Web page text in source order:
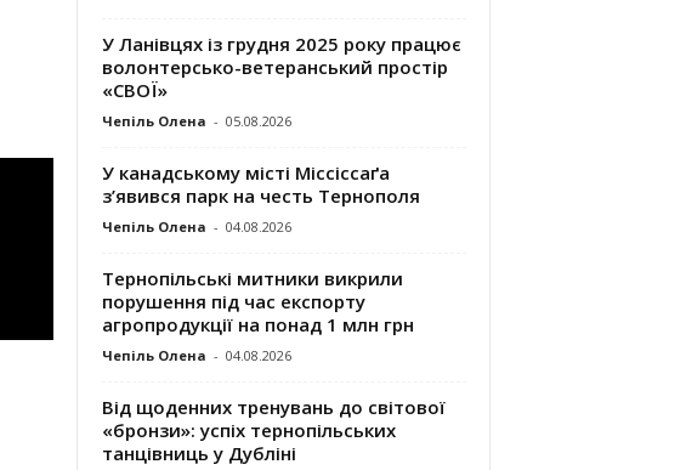
У Ланівцях із грудня 2025 року працює
волонтерсько-ветеранський простір
«СВОЇ»
Чепіль Олена - 05.08.2026
У канадському місті Міссіссаґа
з’явився парк на честь Тернополя
Чепіль Олена - 04.08.2026
Тернопільські митники викрили
порушення під час експорту
агропродукції на понад 1 млн грн
Чепіль Олена - 04.08.2026
Від щоденних тренувань до світової
«бронзи»: успіх тернопільських
танцівниць у Дубліні